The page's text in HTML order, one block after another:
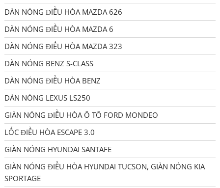
DÀN NÓNG ĐIỀU HÒA MAZDA 626
DÀN NÓNG ĐIỀU HÒA MAZDA 6
DÀN NÓNG ĐIỀU HÒA MAZDA 323
DÀN NÓNG BENZ S-CLASS
DÀN NÓNG ĐIỀU HÒA BENZ
DÀN NÓNG LEXUS LS250
GIÀN NÓNG ĐIỀU HÒA Ô TÔ FORD MONDEO
LỐC ĐIỀU HÒA ESCAPE 3.0
GIÀN NÓNG HYUNDAI SANTAFE
GIÀN NÓNG ĐIỀU HÒA HYUNDAI TUCSON, GIÀN NÓNG KIA
SPORTAGE